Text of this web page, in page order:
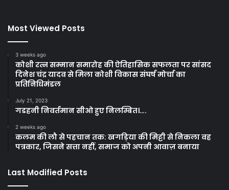
Most Viewed Posts
3 weeks ago
कोशी रत्न सम्मान समारोह की ऐतिहासिक सफलता पर सांसद
दिनेश चंद्र यादव से मिला कोशी विकास संघर्ष मोर्चा का
प्रतिनिधिमंडल
July 21, 2023
गडहनी निवर्तमान सीओ हुए निलम्बित।….
2 weeks ago
कलम की लौ से पहचान तक: खगड़िया की मिट्टी से निकला वह
पत्रकार, जिसने सत्ता नहीं, समाज को अपनी आवाज़ बनाया
Last Modified Posts